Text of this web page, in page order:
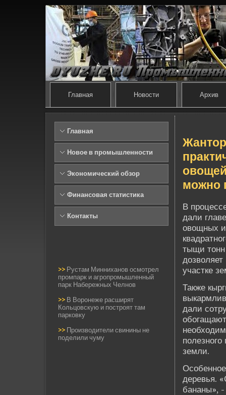
Главная Новости Архив
Главная
Новое в промышленности
Экономический обзор
Финансовая статистика
Контакты
>> Рустам Минниханов осмотрел
промпарк и агропромышленный
парк Набережных Челнов
>> В Воронеже расширят
Кольцовскую и построят там
парковку
>> Производители свинины не
поделили чуму
можно
В
дали
овощных и
тыщи тонн
участке
Также
дали
земли.
де­ревья.
бананы»,